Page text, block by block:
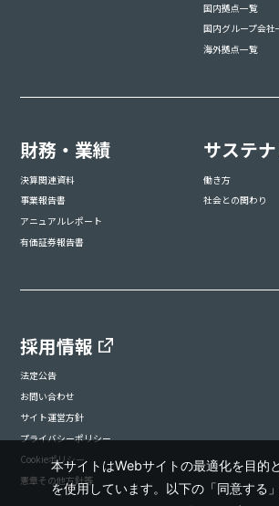
国内拠点一覧
国内グループ会社
海外拠点一覧
財務・業績
決算関連資料
事業報告書
アニュアルレポート
有価証券報告書
サステ
働き方
社会との関わり
採用情報
法定公告
お問い合わせ
サイト運営方針
プライバシーポリシー
Cookieポリシー
憲章その他方針等
本サイトはWebサイトの最適化を目的
を使用しています。以下の「同意する